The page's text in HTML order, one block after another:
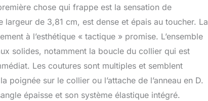
ce qui le rend facile à mettre et à enlever. La
et la boucle en métal offrent une double protection
accidentel.
chose qui frappe est la sensation de
de 3,81 cm, est dense et épais au toucher. La
à l’esthétique « tactique » promise. L’ensemble
solides, notamment la boucle du collier qui est
Les coutures sont multiples et semblent
sur le collier ou l’attache de l’anneau en D.
épaisse et son système élastique intégré.